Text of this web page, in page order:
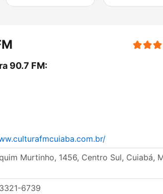
90.7 FM:
Murtinho, 1456, Centro Sul, Cuiabá,
6739